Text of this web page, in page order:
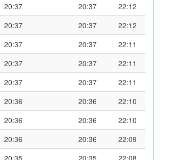
20:37 20:37
22:12
20:37 20:37
22:12
20:37 20:37
22:11
20:37 20:37
22:11
20:37 20:37
22:11
20:36 20:36
22:10
20:36 20:36
22:10
20:36 20:36
22:09
20:35 20:35
22:08